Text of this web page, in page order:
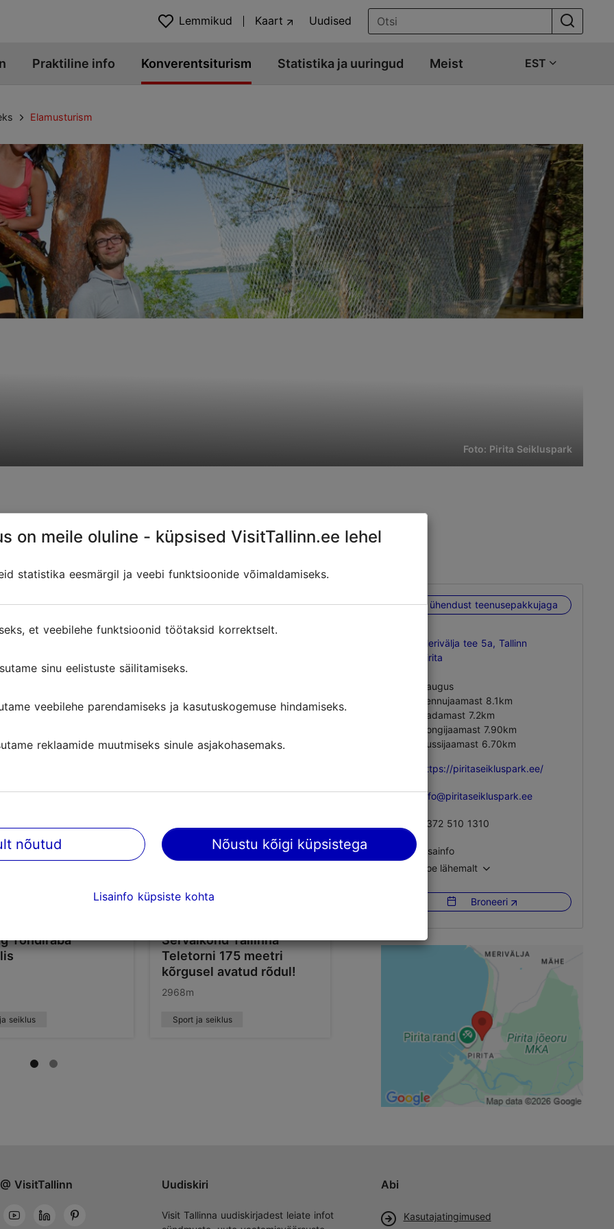
Lemmikud Kaart Uudised
Praktiline info Konverentsiturism Statistika ja uuringud Meist EST
Elamusturism
Foto: Pirita Seikluspark
puhkuse veetmiseks. Puudele on ehitatud kuus erineva
pakub ootamatusi ja põnevust. Mereäärselt Rannarajalt
tornidega siluetile.
Võta ühendust teenusepakkujaga
Merivälja tee 5a, Tallinn
Pirita
Kaugus
Lennujaamast 8.1km
Sadamast 7.2km
Rongijaamast 7.90km
Bussijaamast 6.70km
https://piritaseikluspark.ee/
info@piritaseikluspark.ee
+372 510 1310
Lisainfo
Loe lähemalt
Broneeri
Tondiraba
seiklus
Servalkõnd Tallinna
Teletorni 175 meetri
kõrgusel avatud rõdul!
2968m
Sport ja seiklus
Curling Tondiraba
VisitTallinn Uudiskiri
Visit Tallinna uudiskirjadest leiate infot
Abi
Kasutajatingimused
on meile oluline - küpsised VisitTallinn.ee lehel
statistika eesmärgil ja veebi funktsioonide võimaldamiseks.
et veebilehe funktsioonid töötaksid korrektselt.
sinu eelistuste säilitamiseks.
veebilehe parendamiseks ja kasutuskogemuse hindamiseks.
reklaamide muutmiseks sinule asjakohasemaks.
nõutud Nõustu kõigi küpsistega
Lisainfo küpsiste kohta